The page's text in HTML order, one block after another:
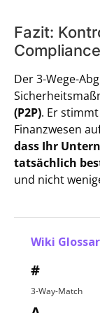
Fazit:
Compliance
Der 3-Wege-
(P2P). Er
Finanzwesen
dass Ihr
tatsächlich
und nicht
Wiki
#
3-Way-Match